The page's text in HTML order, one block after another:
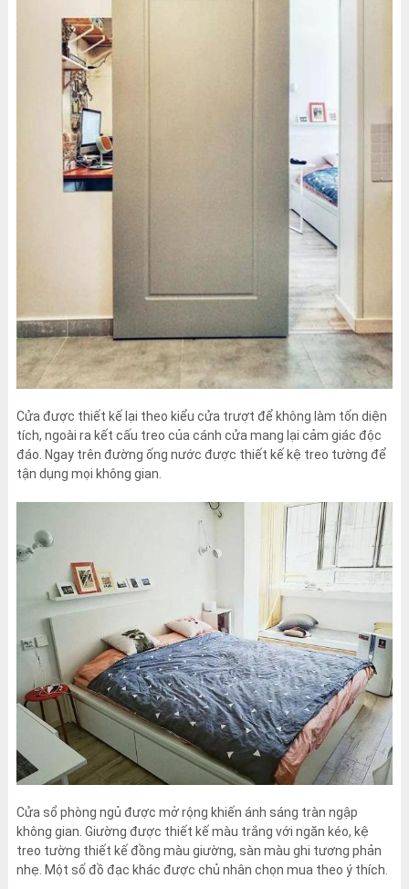
Cửa được thiết kế lại theo kiểu cửa trượt để không làm tốn diện
tích, ngoài ra kết cấu treo của cánh cửa mang lại cảm giác độc
đáo. Ngay trên đường ống nước được thiết kế kệ treo tường để
tận dụng mọi không gian.
Cửa sổ phòng ngủ được mở rộng khiến ánh sáng tràn ngập
không gian. Giường được thiết kế màu trắng với ngăn kéo, kệ
treo tường thiết kế đồng màu giường, sàn màu ghi tương phản
nhẹ. Một số đồ đạc khác được chủ nhân chọn mua theo ý thích.